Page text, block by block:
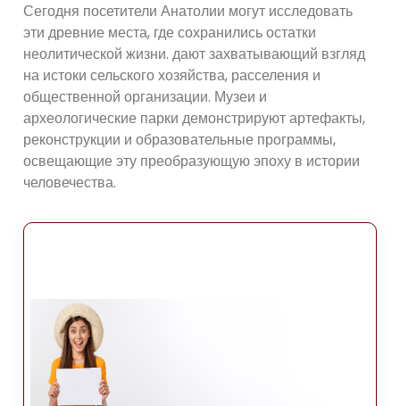
Сегодня посетители Анатолии могут исследовать
эти древние места, где сохранились остатки
неолитической жизни. дают захватывающий взгляд
на истоки сельского хозяйства, расселения и
общественной организации. Музеи и
археологические парки демонстрируют артефакты,
реконструкции и образовательные программы,
освещающие эту преобразующую эпоху в истории
человечества.